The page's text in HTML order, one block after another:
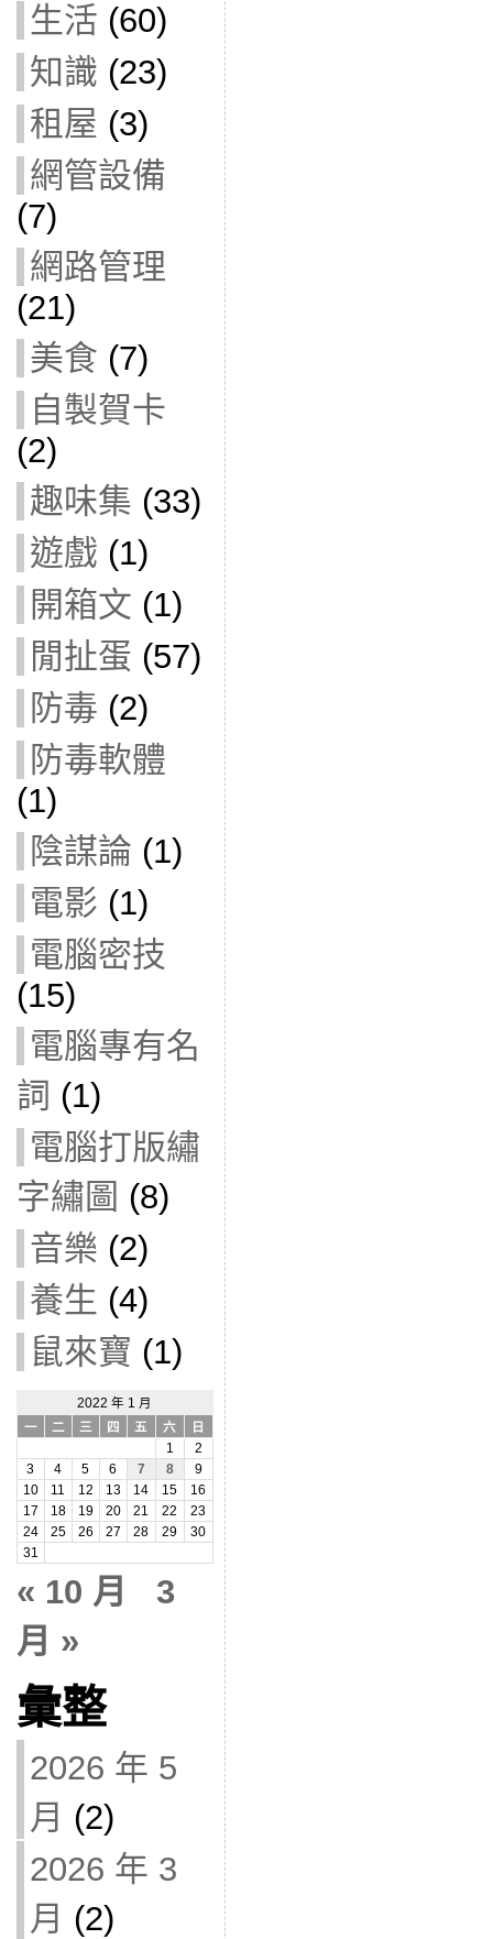
生活 (60)
知識 (23)
租屋 (3)
網管設備
(7)
網路管理
(21)
美食 (7)
自製賀卡
(2)
趣味集 (33)
遊戲 (1)
開箱文 (1)
閒扯蛋 (57)
防毒 (2)
防毒軟體
(1)
陰謀論 (1)
電影 (1)
電腦密技
(15)
電腦專有名
詞 (1)
電腦打版繡
字繡圖 (8)
音樂 (2)
養生 (4)
鼠來寶 (1)
2022 年 1 月
一
二 三 四 五 六
日
1
2
3
4 5 6 7 8
9
10
11 12 13 14 15
16
17
18 19 20 21 22
23
24
25 26 27 28 29
30
31
« 10 月
3
月 »
彙整
2026 年 5
月 (2)
2026 年 3
月 (2)